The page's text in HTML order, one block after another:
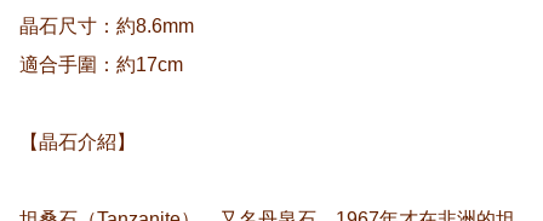
晶石尺寸：約8.6mm
適合手圍：約17cm
【晶石介紹】